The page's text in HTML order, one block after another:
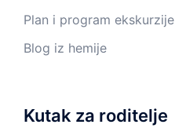
Plan i program ekskurzije
Blog iz hemije
Kutak za roditelje